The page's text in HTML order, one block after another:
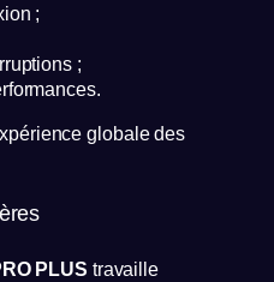
;
;
globale des
PLUS travaille